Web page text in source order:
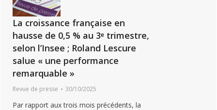
La croissance française en
hausse de 0,5 % au 3ᵉ trimestre,
selon l’Insee ; Roland Lescure
salue « une performance
remarquable »
Revue de presse 30/10/2025
Par rapport aux trois mois précédents, la